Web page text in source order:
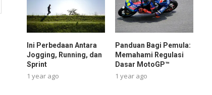
Ini Perbedaan Antara
Jogging, Running, dan
Sprint
1 year ago
Panduan Bagi Pemula:
Memahami Regulasi
Dasar MotoGP™
1 year ago